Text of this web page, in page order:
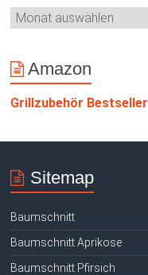
Amazon
Grillzubehör Bestseller
Sitemap
Baumschnitt
Baumschnitt Aprikose
Baumschnitt Pfirsich